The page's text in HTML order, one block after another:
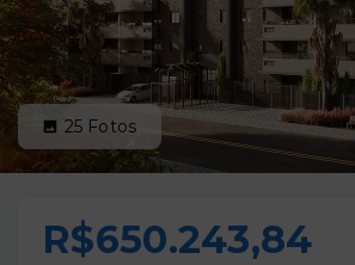
25 Fotos
R$650.243,84